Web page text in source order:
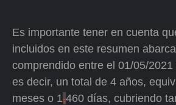
Es importante tener en cuenta
incluidos en este resumen
comprendido entre el 01/05/
es decir, un total de 4 años,
meses o 1,460 días, cubriendo